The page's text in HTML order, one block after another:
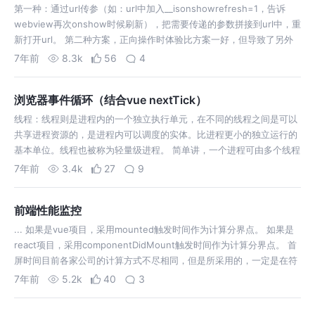
第一种：通过url传参（如：url中加入__isonshowrefresh=1，告诉
webview再次onshow时候刷新），把需要传递的参数拼接到url中，重
新打开url。 第二种方案，正向操作时体验比方案一好，但导致了另外
一个问题：操作跳转层级过深，尤其返回的时候简直让人崩…
7年前 8.3k 56 4
浏览器事件循环（结合vue nextTick）
线程：线程则是进程内的一个独立执行单元，在不同的线程之间是可以
共享进程资源的，是进程内可以调度的实体。比进程更小的独立运行的
基本单位。线程也被称为轻量级进程。 简单讲，一个进程可由多个线程
构成，线程是进程的组成部分。 js是单线程的，但浏览器并不是，它是
7年前 3.4k 27 9
前端性能监控
... 如果是vue项目，采用mounted触发时间作为计算分界点。 如果是
react项目，采用componentDidMount触发时间作为计算分界点。 首
屏时间目前各家公司的计算方式不尽相同，但是所采用的，一定是在符
合各自公司真实情况的前提下，最接近于首屏时间的计算方式。 …
7年前 5.2k 40 3